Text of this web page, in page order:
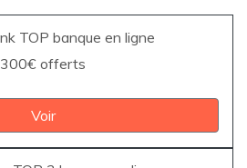
300€ offerts
Voir